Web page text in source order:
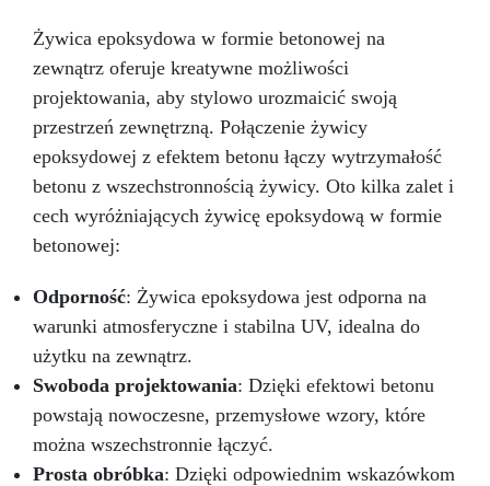
rzemiosło z pewnością siebie! Lśniąca i
samopoziomująca się powierzchnia ICRYSTAL
jest idealna zarówno dla początkujących, jak i
profesjonalistów.
Nieskończone Możliwości
Wtapiania – Bezproblemowo łącz ICRYSTAL z
drewnem, tkaniną, szkłem, papierem,
kamieniem i innymi materiałami.
Prosty
Stosunek Mieszania 2:1 – Pożegnaj się z
trudnościami! Nasza żywica epoksydowa ma
najprostszy stosunek mieszania 2:1 według
bezproblemowy.
Masz pytania? Jako
producent oferujemy profesjonalne wsparcie: w
przypadku pytań skontaktuj się z naszym
dedykowanym zespołem wsparcia, aby uzyskać
pomoc i porady. Przezroczysta Żywica
Epoksydowa ICRYSTAL jest idealna do
Twórczości i Rękodzieła: Odlewów żywicznych
od 1 mm do 2 cm grubości (możliwe jest
tworzenie wielu warstw) Odlewów w formach
Żywica epoksydowa w formie betonowej na
zewnątrz oferuje kreatywne możliwości
projektowania, aby stylowo urozmaicić swoją
przestrzeń zewnętrzną. Połączenie żywicy
epoksydowej z efektem betonu łączy wytrzymałość
betonu z wszechstronnością żywicy. Oto kilka zalet i
cech wyróżniających żywicę epoksydową w formie
betonowej:
Odporność: Żywica epoksydowa jest odporna na
warunki atmosferyczne i stabilna UV, idealna do
użytku na zewnątrz.
Swoboda projektowania: Dzięki efektowi betonu
powstają nowoczesne, przemysłowe wzory, które
można wszechstronnie łączyć.
Prosta obróbka: Dzięki odpowiednim wskazówkom